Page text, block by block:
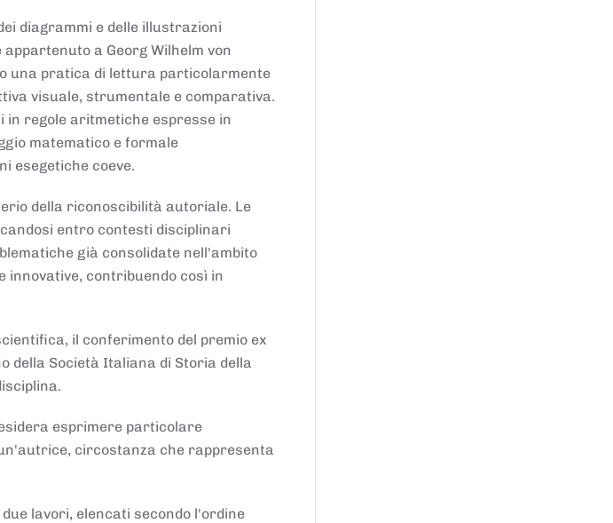
diagrammi e delle illustrazioni
a Georg Wilhelm von
una pratica di lettura particolarmente
visuale, strumentale e comparativa.
in regole aritmetiche espresse in
matematico e formale
esegetiche coeve.
della riconoscibilità autoriale. Le
entro contesti disciplinari
già consolidate nell'ambito
contribuendo così in
il conferimento del premio ex
della Società Italiana di Storia della
esprimere particolare
circostanza che rappresenta
lavori, elencati secondo l'ordine